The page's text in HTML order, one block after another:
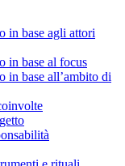
in base agli attori
in base al focus
in base all’ambito di